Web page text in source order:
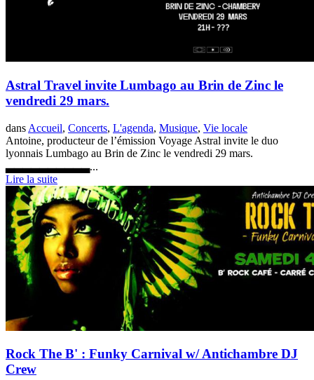
Astral Travel invite Lumbago au Brin de Zinc le
vendredi 29 mars.
dans Accueil, Concerts, L'agenda, Musique, Vie locale
Antoine, producteur de l’émission Voyage Astral invite le duo
lyonnais Lumbago au Brin de Zinc le vendredi 29 mars.
▃▃▃▃▃▃▃▃▃▃...
Lire la suite
Rock The B' : Funky Carnival w/ Antichambre DJ
Crew